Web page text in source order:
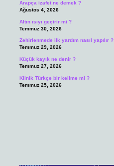
Arapça izafet ne demek ?
Ağustos 4, 2026
Altın ısıyı geçirir mi ?
Temmuz 30, 2026
Zehirlenmede ilk yardım nasıl yapılır ?
Temmuz 29, 2026
Küçük kayık ne denir ?
Temmuz 27, 2026
Klinik Türkçe bir kelime mi ?
Temmuz 25, 2026